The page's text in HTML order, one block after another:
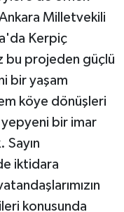
Ankara Milletvekili
Kerpiç
bu projeden güçlü
bir yaşam
köye dönüşleri
yepyeni bir imar
iktidara
konusunda